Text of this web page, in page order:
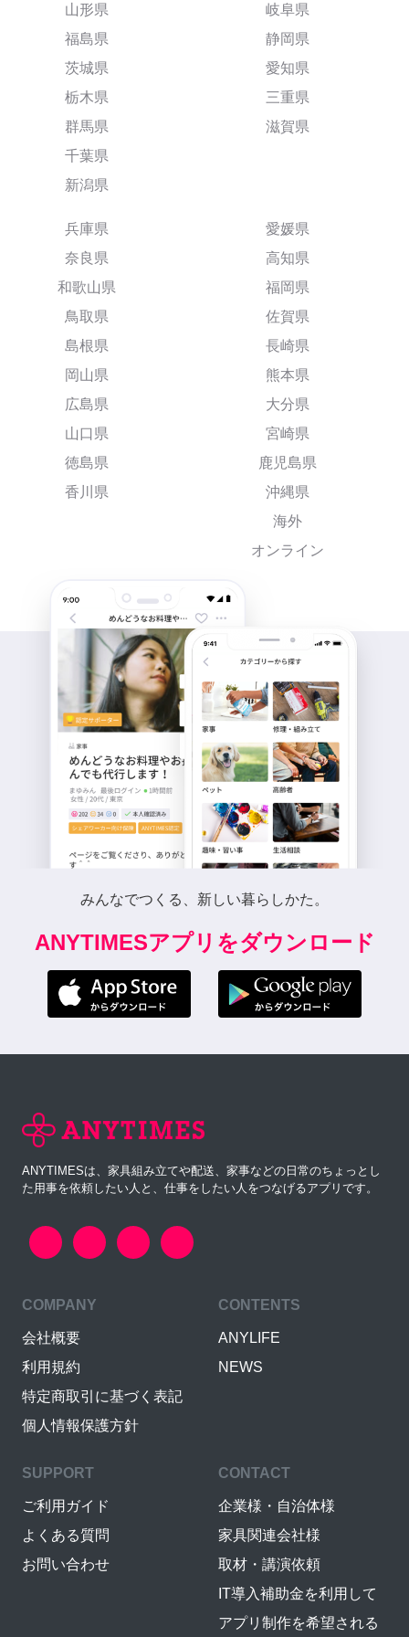
山形県
福島県
茨城県
栃木県
群馬県
千葉県
新潟県
岐阜県
静岡県
愛知県
三重県
滋賀県
兵庫県
奈良県
和歌山県
鳥取県
島根県
岡山県
広島県
山口県
徳島県
香川県
愛媛県
高知県
福岡県
佐賀県
長崎県
熊本県
大分県
宮崎県
鹿児島県
沖縄県
海外
オンライン
みんなでつくる、新しい暮らしかた。
ANYTIMESアプリをダウンロード
ANYTIMESは、家具組み立てや配送、家事などの日常のちょっとし
た用事を依頼したい人と、仕事をしたい人をつなげるアプリです。
COMPANY
会社概要
利用規約
特定商取引に基づく表記
個人情報保護方針
CONTENTS
ANYLIFE
NEWS
SUPPORT
ご利用ガイド
よくある質問
お問い合わせ
CONTACT
企業様・自治体様
家具関連会社様
取材・講演依頼
IT導入補助金を利用して
アプリ制作を希望される